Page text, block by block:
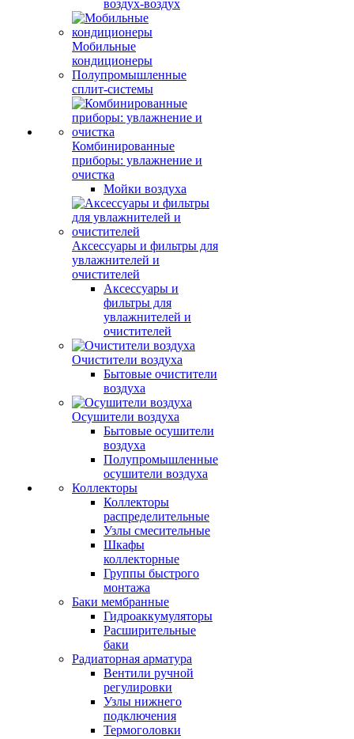
воздух-воздух
Мобильные
кондиционеры
Полупромышленные
сплит-системы
Комбинированные
приборы: увлажнение и
очистка
Мойки воздуха
Аксессуары и фильтры для
увлажнителей и
очистителей
Аксессуары и
фильтры для
увлажнителей и
очистителей
Очистители воздуха
Бытовые очистители
воздуха
Осушители воздуха
Бытовые осушители
воздуха
Полупромышленные
осушители воздуха
Коллекторы
Коллекторы
распределительные
Узлы смесительные
Шкафы
коллекторные
Группы быстрого
монтажа
Баки мембранные
Гидроаккумуляторы
Расширительные
баки
Радиаторная арматура
Вентили ручной
регулировки
Узлы нижнего
подключения
Термоголовки